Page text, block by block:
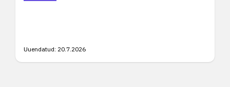
Uuendatud: 20.7.2026